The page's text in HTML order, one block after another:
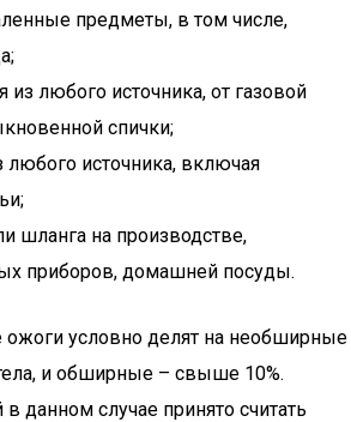
предметы, в том числе,
из любого источника, от газовой
спички;
любого источника, включая
шланга на производстве,
приборов, домашней посуды.
ожоги условно делят на необширные
и обширные – свыше 10%.
данном случае принято считать